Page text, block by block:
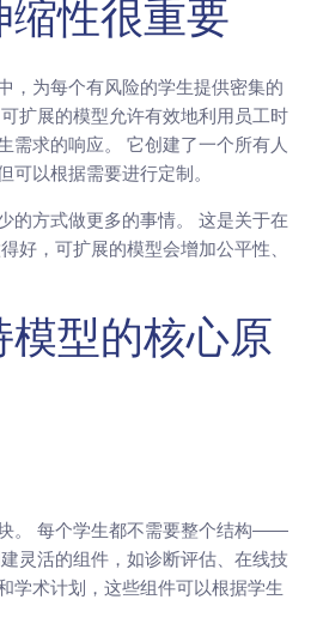
缩性很重要
，为每个有风险的学生提供密集的
扩展的模型允许有效地利用员工时
需求的响应。 它创建了一个所有人
可以根据需要进行定制。
的方式做更多的事情。 这是关于在
好，可扩展的模型会增加公平性、
模型的核心原
。 每个学生都不需要整个结构——
灵活的组件，如诊断评估、在线技
学术计划，这些组件可以根据学生